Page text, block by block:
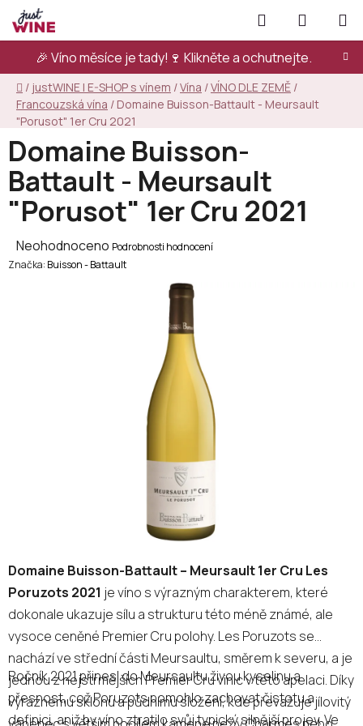
Přejít
na
obsah
🎉 Víno měsíce je tady!🍷 Klikněte a ochutnejte.
Hledat
KOŠÍK
Domů
/ justWINE | E-SHOP s vínem /Vína /VÍNO DLE ZEMĚ /
Francouzská vína / Domaine Buisson-Battault - Meursault
"Porusot" 1er Cru 2021
Domaine Buisson-Battault – Meursault 1er Cru Les
Poruzots 2021 je víno s výrazným charakterem, které
dokonale ukazuje sílu a strukturu této méně známé, ale
vysoce ceněné Premier Cru polohy. Les Poruzots se
nachází ve střední části Meursaultu, směrem k severu, a je
jednou z nejstrmějších Premier Cru vinic v této apelaci. Díky
výraznému sklonu a půdnímu složení, kde převažuje jílovitý
Ročník 2021 přinesl do Meursaultu živou kyselinu a
přesnost, což Poruzots pomohlo zachovat čistotu a
definici, aniž by víno ztratilo svůj typický silnější projev. Ve
Domaine Buisson-
Battault - Meursault
"Porusot" 1er Cru 2021
Průměrné
hodnocení
Neohodnoceno Podrobnosti hodnocení
Značka: Buisson - Battault